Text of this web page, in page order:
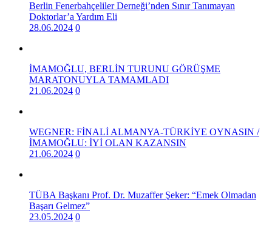
Berlin Fenerbahçeliler Derneği’nden Sınır Tanımayan
Doktorlar’a Yardım Eli
28.06.2024 0
İMAMOĞLU, BERLİN TURUNU GÖRÜŞME
MARATONUYLA TAMAMLADI
21.06.2024 0
WEGNER: FİNALİ ALMANYA-TÜRKİYE OYNASIN /
İMAMOĞLU: İYİ OLAN KAZANSIN
21.06.2024 0
TÜBA Başkanı Prof. Dr. Muzaffer Şeker: “Emek Olmadan
Başarı Gelmez”
23.05.2024 0